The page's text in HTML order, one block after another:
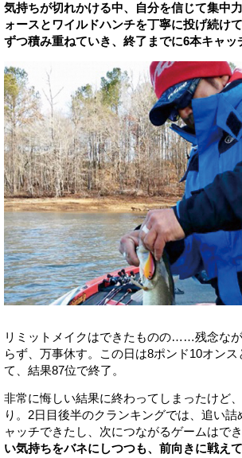
気持ちが切れかける中、自分を信じて集中
ォースとワイルドハンチを丁寧に投げ続
ずつ積み重ねていき、終了までに6本キャッ
リミットメイクはできたものの……残念な
らず、万事休す。この日は8ポンド10オン
て、結果87位で終了。
非常に悔しい結果に終わってしまったけど
り。2日目後半のクランキングでは、追い詰
ャッチできたし、次につながるゲームはで
い気持ちをバネにしつつも、前向きに戦え